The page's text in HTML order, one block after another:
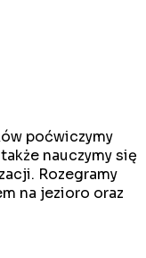
poćwiczymy
nauczymy się
Rozegramy
na jezioro oraz